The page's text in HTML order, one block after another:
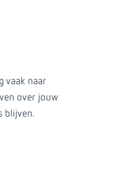
vaak naar
over jouw
blijven.